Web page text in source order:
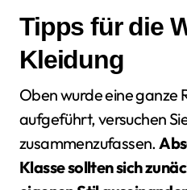
Tipps für die
Kleidung
Oben wurde eine ganze
aufgeführt, versuchen
zusammenzufassen.
Klasse sollten sich